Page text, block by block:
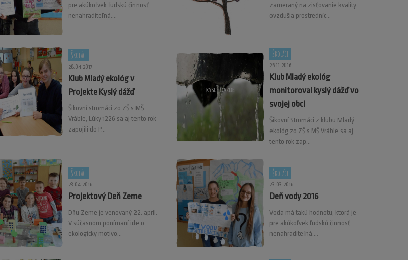
pre akúkoľvek ľudskú činnosť
nenahraditeľná....
zameraný na zisťovanie kvality
ovzdušia prostredníc...
Školáci
28.04.2017
Klub Mladý ekológ v
Projekte Kyslý dážď
Šikovní stromáci zo ZŠ s MŠ
Vráble, Lúky 1226 sa aj tento rok
zapojili do P...
Školáci
25.11.2016
Klub Mladý ekológ
monitoroval kyslý dážď vo
svojej obci
Šikovní Stromáci z klubu Mladý
ekológ zo ZŠ s MŠ Vráble sa aj
tento rok zap...
Školáci
23.04.2016
Projektový Deň Zeme
Dňu Zeme je venovaný 22. apríl.
V súčasnom ponímaní ide o
ekologicky motivo...
Školáci
23.03.2016
Deň vody 2016
Voda má takú hodnotu, ktorá je
pre akúkoľvek ľudskú činnosť
nenahraditeľná....